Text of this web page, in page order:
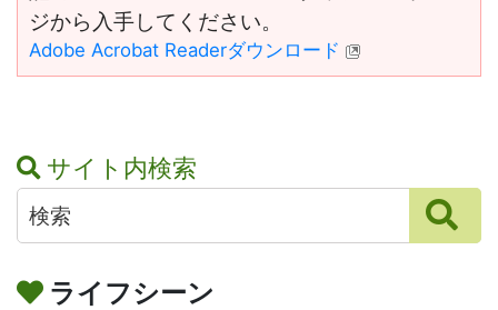
ジから入手してください。
Adobe Acrobat Readerダウンロード
サイト内検索
ライフシーン